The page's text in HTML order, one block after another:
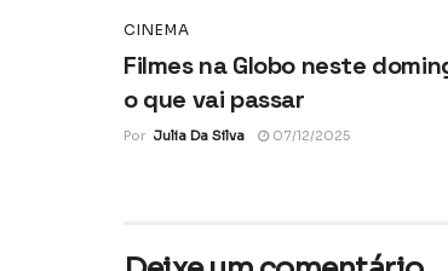
CINEMA
Filmes na Globo neste
o que vai passar
Por Julia Da Silva 07/12/2025